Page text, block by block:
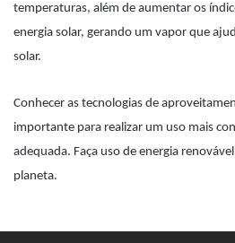
temperaturas, além de aumentar os
energia solar, gerando um vapor que
solar.
Conhecer as tecnologias de
importante para realizar um uso mais
adequada. Faça uso de energia
planeta.